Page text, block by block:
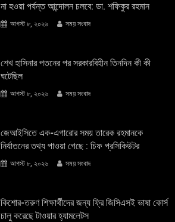
না হওয়া পর্যন্ত আন্দোলন চলবে: ডা. শফিকুর রহমান
আগস্ট ৮, ২০২৬ সময় সংবাদ
শেখ হাসিনার পতনের পর সরকারবিহীন তিনদিন কী কী
ঘটেছিল
আগস্ট ৮, ২০২৬ সময় সংবাদ
জেআইসিতে এক-এগারোর সময় তারেক রহমানকে
নির্যাতনের তথ্য পাওয়া গেছে : চিফ প্রসিকিউটর
আগস্ট ৮, ২০২৬ সময় সংবাদ
কিশোর-তরুণ শিক্ষার্থীদের জন্য ফ্রি জিসিএসই ভাষা কোর্স
চালু করেছে টাওয়ার হ্যামলেটস